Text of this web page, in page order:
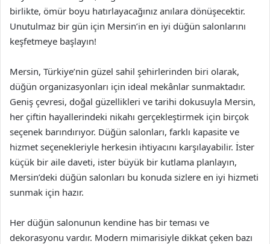
birlikte, ömür boyu hatırlayacağınız anılara dönüşecektir.
Unutulmaz bir gün için Mersin’in en iyi düğün salonlarını
keşfetmeye başlayın!
Mersin, Türkiye’nin güzel sahil şehirlerinden biri olarak,
düğün organizasyonları için ideal mekânlar sunmaktadır.
Geniş çevresi, doğal güzellikleri ve tarihi dokusuyla Mersin,
her çiftin hayallerindeki nikahı gerçekleştirmek için birçok
seçenek barındırıyor. Düğün salonları, farklı kapasite ve
hizmet seçenekleriyle herkesin ihtiyacını karşılayabilir. İster
küçük bir aile daveti, ister büyük bir kutlama planlayın,
Mersin’deki düğün salonları bu konuda sizlere en iyi hizmeti
sunmak için hazır.
Her düğün salonunun kendine has bir teması ve
dekorasyonu vardır. Modern mimarisiyle dikkat çeken bazı